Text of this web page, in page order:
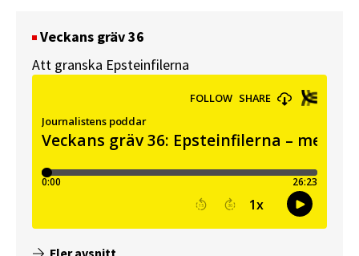
Veckans gräv 36
Att granska Epsteinfilerna